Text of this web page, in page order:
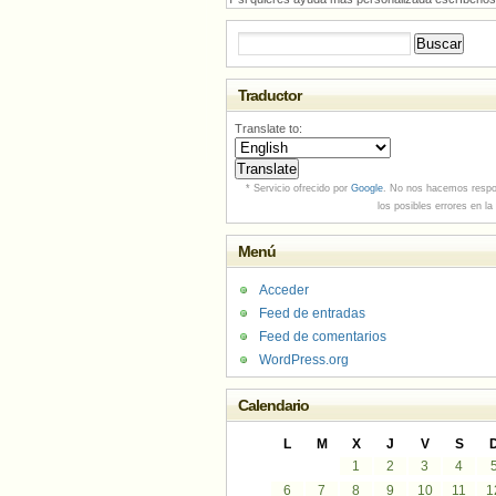
Traductor
Translate to:
* Servicio ofrecido por Google. No nos hacemos
los posibles errores en la
Menú
Acceder
Feed de entradas
Feed de comentarios
WordPress.org
Calendario
L M X J V S
1
2 3 4
5
6
7 8 9 10 11